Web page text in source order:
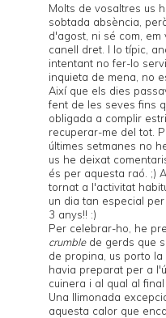
Molts de vosaltres us
sobtada absència,
d'agost, ni sé com,
canell dret. I lo típic,
intentant no fer-lo
inquieta de mena, no
Així que els dies
fent de les seves fins
obligada a complir
recuperar-me del tot.
últimes setmanes no
us he deixat
és per aquesta raó. ;)
tornat a l'activitat
un dia tan especial
3 anys!! :)
Per celebrar-ho, he
crumblede gerds que
de propina, us porto
havia preparat per a
cuinera i al qual al
Una llimonada
aquesta calor que